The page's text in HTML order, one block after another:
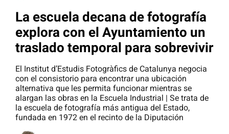
La escuela decana de fotografía
explora con el Ayuntamiento un
traslado temporal para sobrevivir
El Institut d’Estudis Fotogràfics de Catalunya negocia
con el consistorio para encontrar una ubicación
alternativa que les permita funcionar mientras se
alargan las obras en la Escuela Industrial | Se trata de
la escuela de fotografía más antigua del Estado,
fundada en 1972 en el recinto de la Diputación